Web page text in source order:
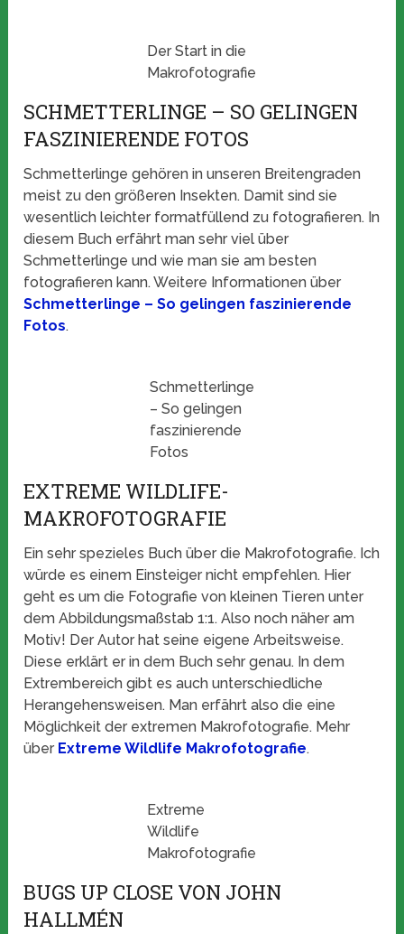
Der Start in die
Makrofotografie
SCHMETTERLINGE – SO GELINGEN
FASZINIERENDE FOTOS
Schmetterlinge gehören in unseren Breitengraden
meist zu den größeren Insekten. Damit sind sie
wesentlich leichter formatfüllend zu fotografieren. In
diesem Buch erfährt man sehr viel über
Schmetterlinge und wie man sie am besten
fotografieren kann. Weitere Informationen über
Schmetterlinge – So gelingen faszinierende
Fotos.
Schmetterlinge
– So gelingen
faszinierende
Fotos
EXTREME WILDLIFE-
MAKROFOTOGRAFIE
Ein sehr spezieles Buch über die Makrofotografie. Ich
würde es einem Einsteiger nicht empfehlen. Hier
geht es um die Fotografie von kleinen Tieren unter
dem Abbildungsmaßstab 1:1. Also noch näher am
Motiv! Der Autor hat seine eigene Arbeitsweise.
Diese erklärt er in dem Buch sehr genau. In dem
Extrembereich gibt es auch unterschiedliche
Herangehensweisen. Man erfährt also die eine
Möglichkeit der extremen Makrofotografie. Mehr
über Extreme Wildlife Makrofotografie.
Extreme
Wildlife
Makrofotografie
BUGS UP CLOSE VON JOHN
HALLMÉN